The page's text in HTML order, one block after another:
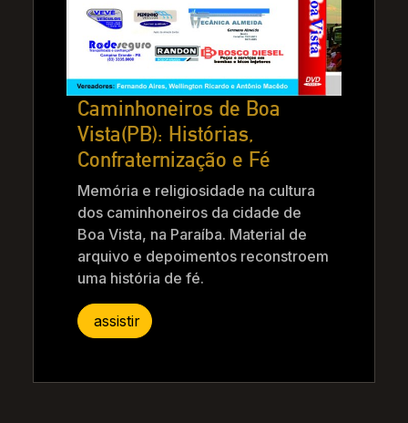
Caminhoneiros de Boa
Vista(PB): Histórias,
Confraternização e Fé
Memória e religiosidade na cultura
dos caminhoneiros da cidade de
Boa Vista, na Paraíba. Material de
arquivo e depoimentos reconstroem
uma história de fé.
assistir